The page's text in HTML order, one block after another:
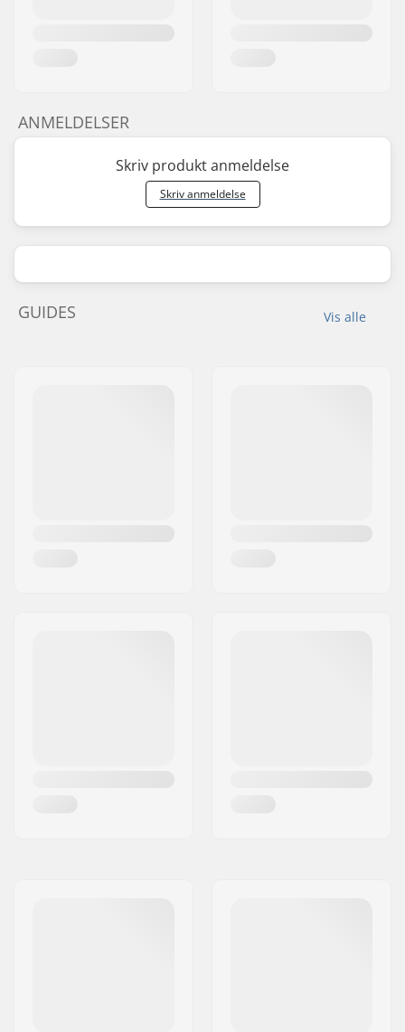
ANMELDELSER
Skriv produkt anmeldelse
Skriv anmeldelse
Vis alle
GUIDES